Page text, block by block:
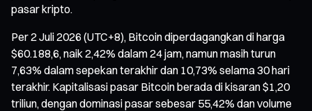
pasar kripto.
Per 2 Juli 2026 (UTC+8), Bitcoin diperdagangkan di harga
$60.188,6, naik 2,42% dalam 24 jam, namun masih turun
7,63% dalam sepekan terakhir dan 10,73% selama 30 hari
terakhir. Kapitalisasi pasar Bitcoin berada di kisaran $1,20
triliun, dengan dominasi pasar sebesar 55,42% dan volume